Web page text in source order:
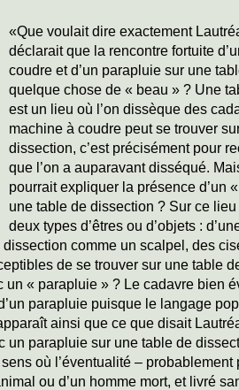
«Que voulait dire exactement
déclarait que la rencontre fortuite
coudre et d’un parapluie sur une
quelque chose de « beau » ? Une
est un lieu où l’on dissèque des
machine à coudre peut se trouver
dissection, c’est précisément pour
que l’on a auparavant disséqué.
pourrait expliquer la présence d’un
une table de dissection ? Sur ce
deux types d’êtres ou d’objets :
comme un scalpel, des
de se trouver sur une table
« parapluie » ? Le cadavre bien
parapluie puisque le langage
ainsi que ce que disait
un parapluie sur une table de
où l’éventualité – probablement
ou d’un homme mort, et livré